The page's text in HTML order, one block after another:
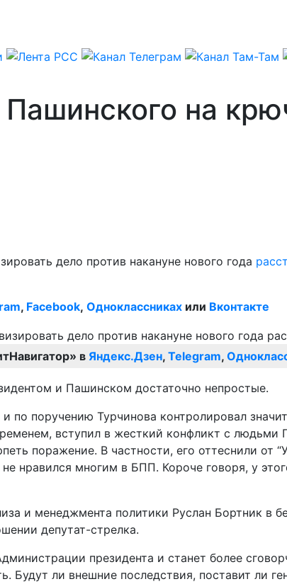
на
дело против накануне нового года
, Facebook, Одноклассниках или Вконтакте
в Яндекс.Дзен, Telegram,
и Пашинском достаточно непростые.
поручению Турчинова контролировал
вступил в жесткий конфликт с
поражение. В частности, его оттеснили
нравился многим в БПП. Короче говоря, у
и менеджмента политики Руслан Бортник в
депутат-стрелка.
президента и станет более
ли внешние последствия, поставит ли